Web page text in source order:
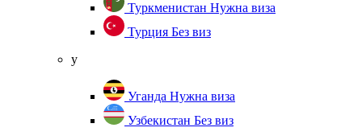
Туркменистан Нужна виза
Турция Без виз
у
Уганда Нужна виза
Узбекистан Без виз